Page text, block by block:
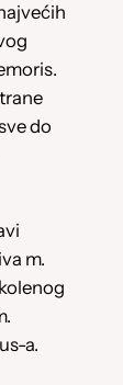
do
m.
a.